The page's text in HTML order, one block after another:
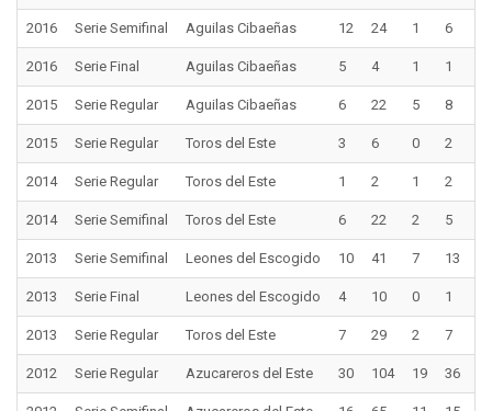
2016 Serie Semifinal Aguilas Cibaeñas 12 24 1 6
2016 Serie Final Aguilas Cibaeñas 5 4 1 1
2015 Serie Regular Aguilas Cibaeñas 6 22 5 8
2015 Serie Regular Toros del Este 3 6 0 2
2014 Serie Regular Toros del Este 1 2 1 2
2014 Serie Semifinal Toros del Este 6 22 2 5
2013 Serie Semifinal Leones del Escogido 10 41 7 13
2013 Serie Final Leones del Escogido 4 10 0 1
2013 Serie Regular Toros del Este 7 29 2 7
2012 Serie Regular Azucareros del Este 30 104 19 36